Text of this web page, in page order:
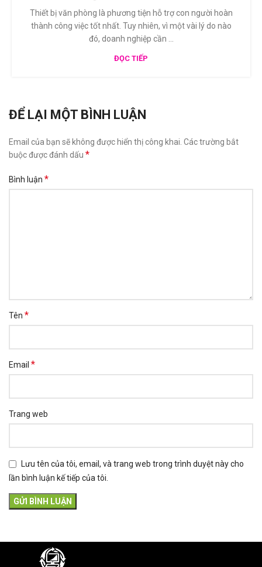
Thiết bị văn phòng là phương tiện hỗ trợ con người hoàn
thành công việc tốt nhất. Tuy nhiên, vì một vài lý do nào
đó, doanh nghiệp cần ...
ĐỌC TIẾP
ĐỂ LẠI MỘT BÌNH LUẬN
Email của bạn sẽ không được hiển thị công khai. Các trường bắt
buộc được đánh dấu *
Bình luận *
Tên *
Email *
Trang web
Lưu tên của tôi, email, và trang web trong trình duyệt này cho
lần bình luận kế tiếp của tôi.